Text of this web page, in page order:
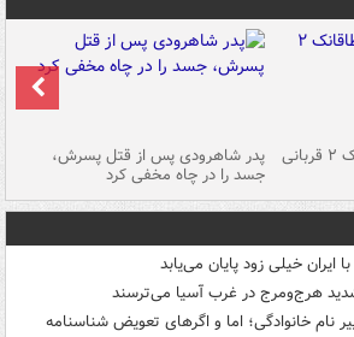
حادثه غرق‌شدگی در طاقانک ۲ قربانی پدر شاهرودی پس از قتل پسرش،
جسد را در چاه مخفی کرد
خیلی زود پایان می‌یابد
هرج‌ومرج در غرب آسیا می‌ترسند
نام خانوادگی؛ اما و اگرهای تعویض شناسنامه